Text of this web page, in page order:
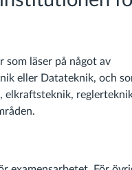
som läser på något av
eller Datateknik, och
elkraftsteknik,